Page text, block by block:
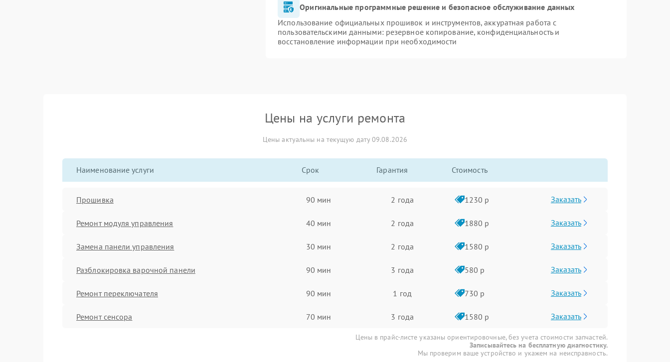
Оригинальные программные решение и безопасное обслуживание данных
Использование официальных прошивок и инструментов, аккуратная работа с
пользовательскими данными: резервное копирование, конфиденциальность и
восстановление информации при необходимости
Цены на услуги ремонта
Цены актуальны на текущую дату 09.08.2026
Наименование услуги Срок Гарантия Стоимость
Прошивка 90 мин 2 года 1230 р Заказать
Ремонт модуля управления 40 мин 2 года 1880 р Заказать
Замена панели управления 30 мин 2 года 1580 р Заказать
Разблокировка варочной панели 90 мин 3 года 580 р Заказать
Ремонт переключателя 90 мин 1 год 730 р Заказать
Ремонт сенсора 70 мин 3 года 1580 р Заказать
Цены в прайс-листе указаны ориентировочные, без учета стоимости запчастей.
Записывайтесь на бесплатную диагностику.
Мы проверим ваше устройство и укажем на неисправность.